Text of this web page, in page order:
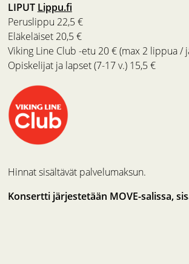
LIPUT Lippu.fi
Peruslippu 22,5 €
Eläkeläiset 20,5 €
Viking Line Club -etu 20 € (max 2 lippua /
Opiskelijat ja lapset (7-17 v.) 15,5 €
Hinnat sisältävät palvelumaksun.
Konsertti järjestetään MOVE-salissa,